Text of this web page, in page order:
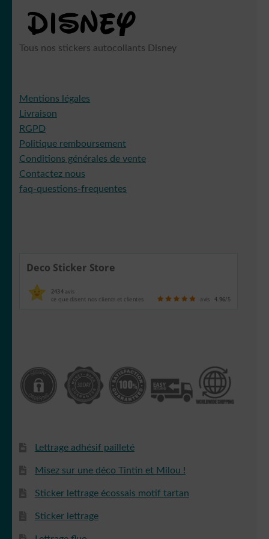
Tous nos stickers autocollants Disney
Mentions légales
Livraison
RGPD
Politique remboursement
Conditions générales de vente
Contactez nous
faq-questions-frequentes
Deco Sticker Store
2434avis
ce que disent nos clients et clientes avis 4.96/5
Lettrage adhésif pailleté
Misez sur une déco Tintin et Milou !
Sticker lettrage écossais motif tartan
Sticker lettrage